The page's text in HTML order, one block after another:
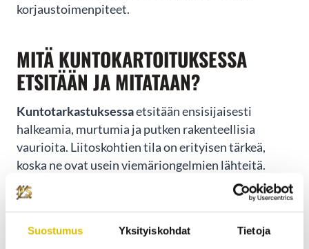
Suostumus Yksityiskohdat Tietoja
korjaustoimenpiteet.
MITÄ KUNTOKARTOITUKSESSA
ETSITÄÄN JA MITATAAN?
Kuntotarkastuksessaetsitään ensisijaisesti
halkeamia, murtumia ja putken rakenteellisia
vaurioita. Liitoskohtien tila on erityisen tärkeä,
koska ne ovat usein viemäriongelmien lähteitä.
Samalla arvioidaan putken materiaali, ikä ja yleinen
kuluminen.
Keskeiset tarkastuskohteet sisältävät putken